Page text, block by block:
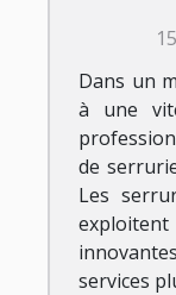
Dans un
à une
de
Les
services